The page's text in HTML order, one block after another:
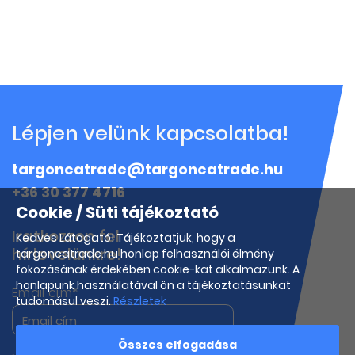
Lépjen velünk kapcsolatba!
targoncatrade@targoncatrade.hu
+36 30 377 4716
Iratkozzon fel
hírlevelünkre!
Email cím*
Cookie / Süti tájékoztató
Kedves Látogató! Tájékoztatjuk, hogy a
targoncatrade.hu honlap felhasználói élmény
fokozásának érdekében cookie-kat alkalmazunk. A
honlapunk használatával ön a tájékoztatásunkat
tudomásul veszi.Részletek
Összes elfogadása